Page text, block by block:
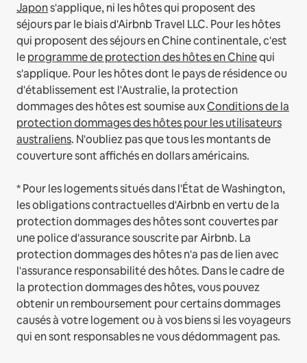
Japons'applique, ni les hôtes qui proposent des
séjours par le biais d'Airbnb Travel LLC. Pour les hôtes
qui proposent des séjours en Chine continentale, c'est
leprogramme de protection des hôtes en Chinequi
s'applique. Pour les hôtes dont le pays de résidence ou
d'établissement est l'Australie, la protection
dommages des hôtes est soumise auxConditions de la
protection dommages des hôtes pour les utilisateurs
australiens. N'oubliez pas que tous les montants de
couverture sont affichés en dollars américains.
* Pour les logements situés dans l'État de Washington,
les obligations contractuelles d'Airbnb en vertu de la
protection dommages des hôtes sont couvertes par
une police d'assurance souscrite par Airbnb. La
protection dommages des hôtes n'a pas de lien avec
l'assurance responsabilité des hôtes. Dans le cadre de
la protection dommages des hôtes, vous pouvez
obtenir un remboursement pour certains dommages
causés à votre logement ou à vos biens si les voyageurs
qui en sont responsables ne vous dédommagent pas.